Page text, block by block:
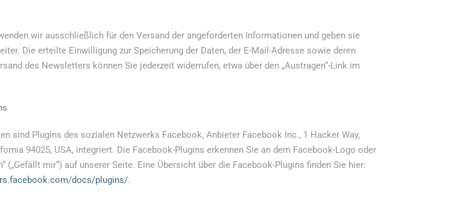
wir ausschließlich für den Versand der angeforderten Informationen und geben sie
Die erteilte Einwilligung zur Speicherung der Daten, der E-Mail-Adresse sowie deren
des Newsletters können Sie jederzeit widerrufen, etwa über den „Austragen“-Link im
sind Plugins des sozialen Netzwerks Facebook, Anbieter Facebook Inc., 1 Hacker Way,
94025, USA, integriert. Die Facebook-Plugins erkennen Sie an dem Facebook-Logo oder
(„Gefällt mir“) auf unserer Seite. Eine Übersicht über die Facebook-Plugins finden Sie hier:
docs/plugins/.